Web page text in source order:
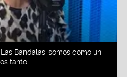
Bandalas' somos como un
tanto"